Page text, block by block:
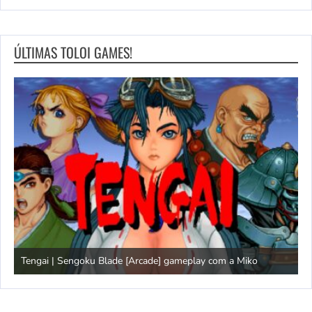
ÚLTIMAS TOLOI GAMES!
Tengai | Sengoku Blade [Arcade] gameplay com a Miko